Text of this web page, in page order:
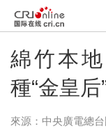
綿竹本
種“金皇
來源：中央廣電總